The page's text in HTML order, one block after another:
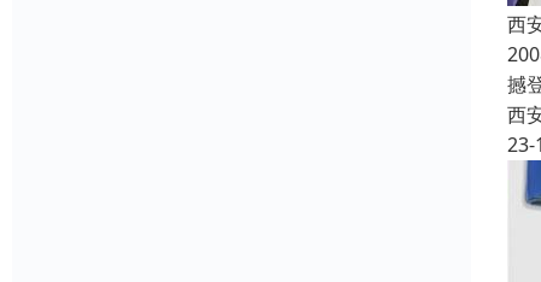
西
撼
西
23-